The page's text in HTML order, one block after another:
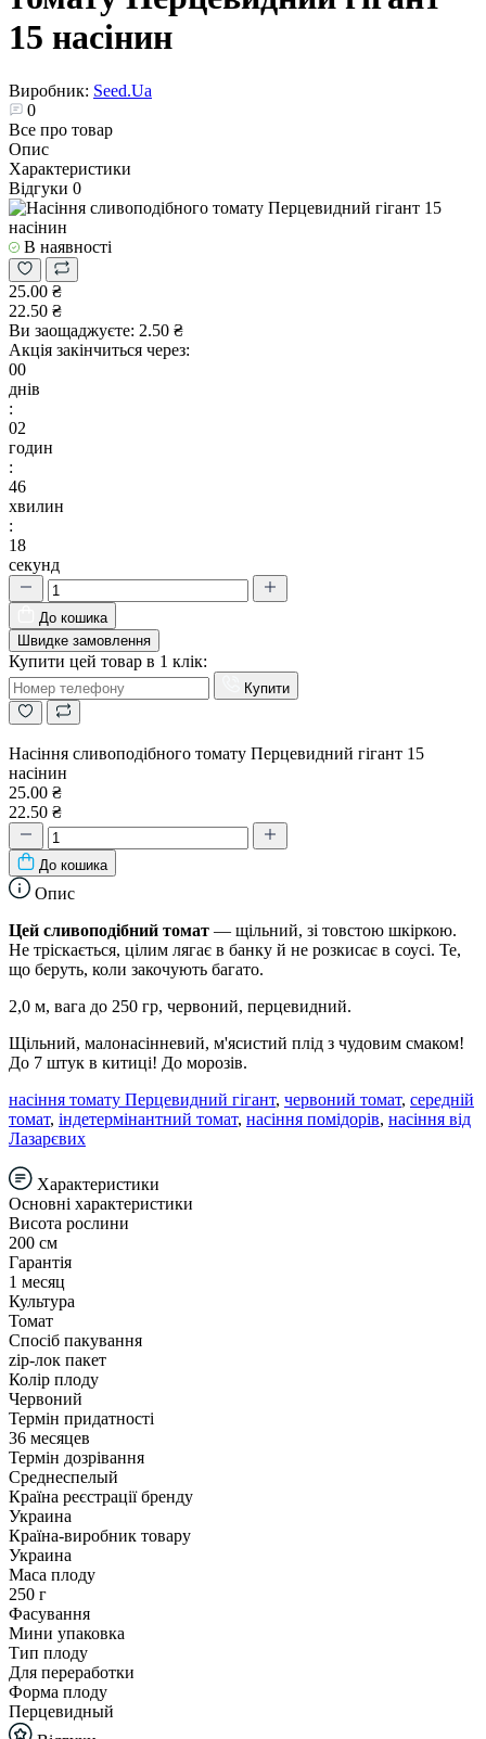
15 насінин
Виробник: Seed.Ua
0
Все про товар
Опис
Характеристики
Відгуки 0
В наявності
25.00 ₴
22.50 ₴
Ви заощаджуєте: 2.50 ₴
Акція закінчиться через:
00
днів
:
02
годин
:
46
хвилин
:
17
секунд
До кошика
Швидке замовлення
Купити цей товар в 1 клік:
Купити
Насіння сливоподібного томату Перцевидний гігант 15
насінин
25.00 ₴
22.50 ₴
До кошика
Опис
Цей сливоподібний томат — щільний, зі товстою шкіркою.
Не тріскається, цілим лягає в банку й не розкисає в соусі. Те,
що беруть, коли закочують багато.
2,0 м, вага до 250 гр, червоний, перцевидний.
Щільний, малонасінневий, м'ясистий плід з чудовим смаком!
До 7 штук в китиці! До морозів.
насіння томату Перцевидний гігант, червоний томат, середній
томат, індетермінантний томат, насіння помідорів, насіння від
Лазарєвих
Характеристики
Основні характеристики
Висота рослини
200 см
Гарантія
1 месяц
Культура
Томат
Спосіб пакування
zip-лок пакет
Колір плоду
Червоний
Термін придатності
36 месяцев
Термін дозрівання
Среднеспелый
Країна реєстрації бренду
Украина
Країна-виробник товару
Украина
Маса плоду
250 г
Фасування
Мини упаковка
Тип плоду
Для переработки
Форма плоду
Перцевидный